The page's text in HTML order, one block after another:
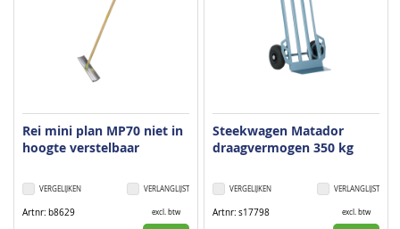
Rei mini plan MP70 niet in
hoogte verstelbaar
VERLANGLIJST
VERGELIJKEN
Artnr b8629 excl. btw
Steekwagen Matador
draagvermogen 350 kg
VERLANGLIJST
VERGELIJKEN
Artnr s17798 excl. btw